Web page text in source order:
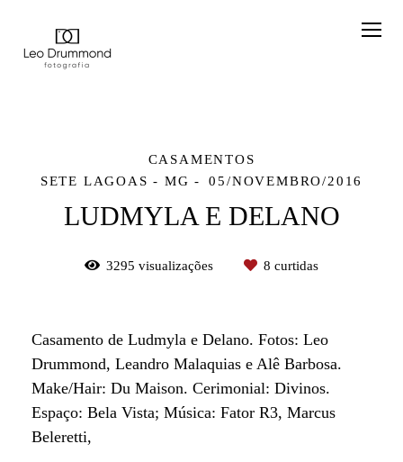
CASAMENTOS
SETE LAGOAS - MG
05/NOVEMBRO/2016
LUDMYLA E DELANO
3295 visualizações 8 curtidas
Casamento de Ludmyla e Delano. Fotos: Leo
Drummond, Leandro Malaquias e Alê Barbosa.
Make/Hair: Du Maison. Cerimonial: Divinos.
Espaço: Bela Vista; Música: Fator R3, Marcus
Beleretti,